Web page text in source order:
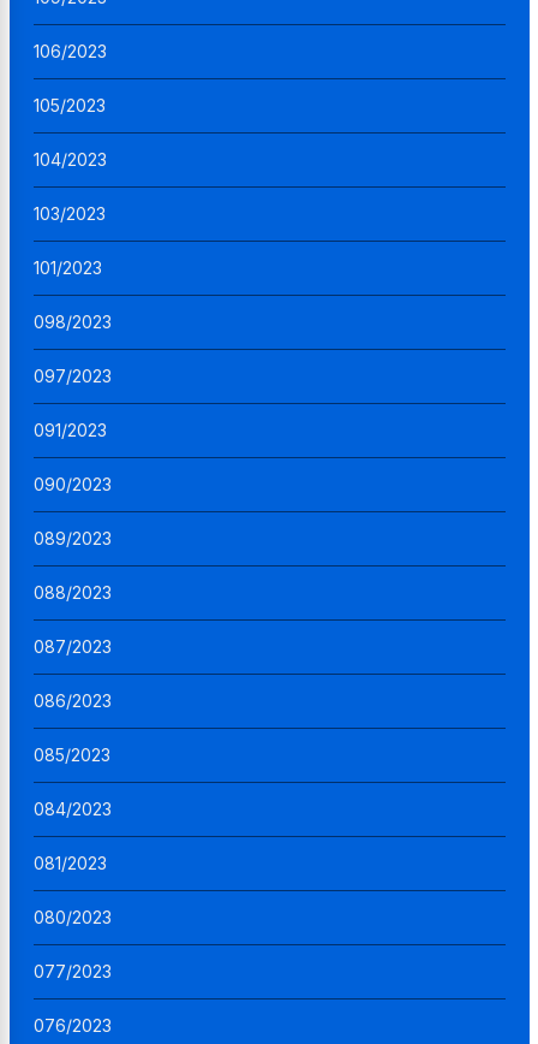
106/2023
105/2023
104/2023
103/2023
101/2023
098/2023
097/2023
091/2023
090/2023
089/2023
088/2023
087/2023
086/2023
085/2023
084/2023
081/2023
080/2023
077/2023
076/2023